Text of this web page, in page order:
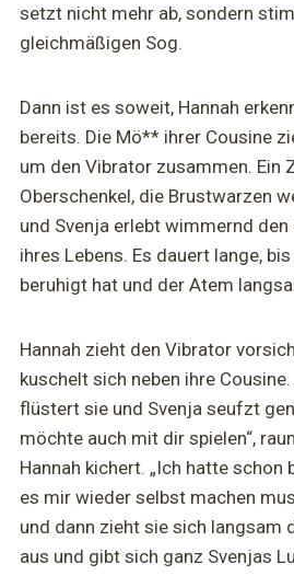
setzt nicht mehr ab, sondern
gleichmäßigen Sog.
Dann ist es soweit, Hannah
bereits. Die Mö** ihrer Cousine
um den Vibrator zusammen. Ein
Oberschenkel, die Brustwarzen
und Svenja erlebt wimmernd
ihres Lebens. Es dauert lange,
beruhigt hat und der Atem
Hannah zieht den Vibrator
kuschelt sich neben ihre Cousine.
flüstert sie und Svenja seufzt
möchte auch mit dir spielen“,
Hannah kichert. „Ich hatte schon
es mir wieder selbst machen
und dann zieht sie sich langsam
aus und gibt sich ganz Svenjas